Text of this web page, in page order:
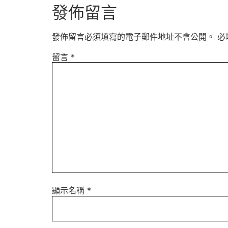
發佈留言
發佈留言必須填寫的電子郵件地址不會公開。 必
留言 *
顯示名稱 *